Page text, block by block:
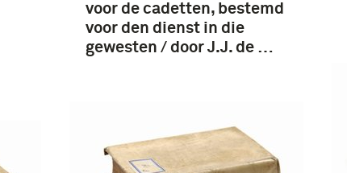
voor de cadetten, bestemd
voor den dienst in die
gewesten / door J.J. de …